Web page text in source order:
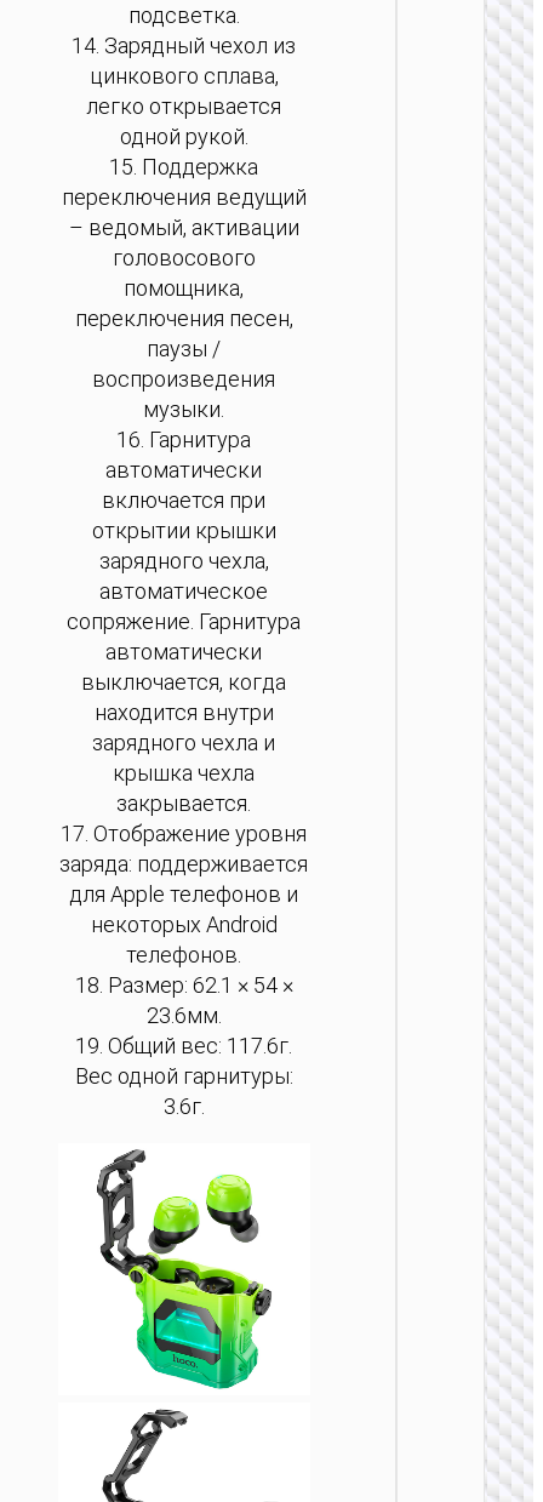
подсветка.
14. Зарядный чехол из
цинкового сплава,
легко открывается
одной рукой.
15. Поддержка
переключения ведущий
– ведомый, активации
головосового
помощника,
переключения песен,
паузы /
воспроизведения
музыки.
16. Гарнитура
автоматически
включается при
открытии крышки
зарядного чехла,
автоматическое
сопряжение. Гарнитура
автоматически
выключается, когда
находится внутри
зарядного чехла и
крышка чехла
закрывается.
17. Отображение уровня
заряда: поддерживается
для Apple телефонов и
некоторых Android
телефонов.
18. Размер: 62.1 × 54 ×
23.6мм.
19. Общий вес: 117.6г.
Вес одной гарнитуры:
3.6г.
Duke
ANC